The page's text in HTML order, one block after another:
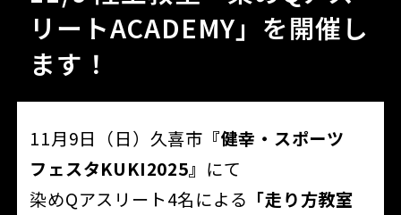
リートACADEMY」を開催し
ます！
11月9日（日）久喜市 『健幸・スポーツ
フェスタKUKI2025』 にて
染めQアスリート4名による 「走り方教室